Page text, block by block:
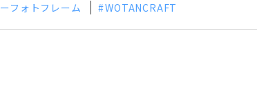
フォトフレーム WOTANCRAFT